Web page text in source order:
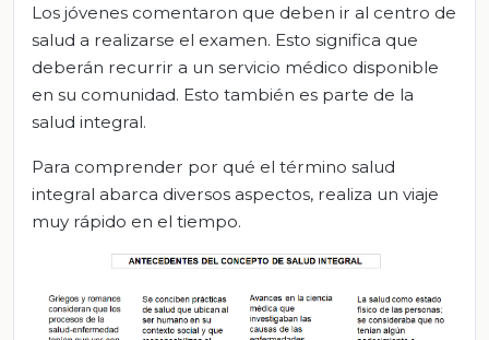
Los jóvenes comentaron que deben ir al centro de
salud a realizarse el examen. Esto significa que
deberán recurrir a un servicio médico disponible
en su comunidad. Esto también es parte de la
salud integral.
Para comprender por qué el término salud
integral abarca diversos aspectos, realiza un viaje
muy rápido en el tiempo.